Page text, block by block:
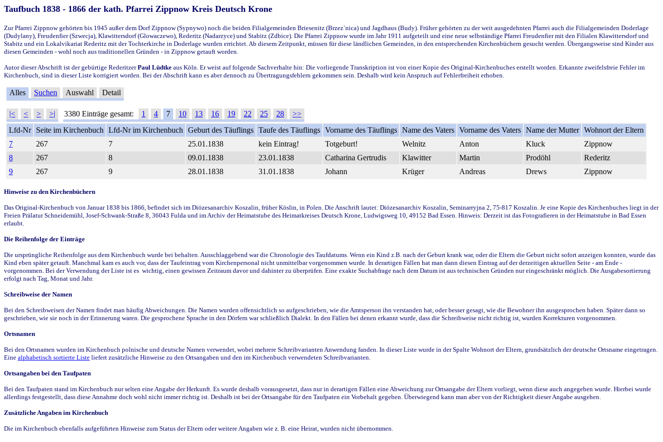
Taufbuch 1838 - 1866 der kath. Pfarrei Zippnow Kreis Deutsch Krone
Zur Pfarrei Zippnow gehörten bis 1945 außer dem Dorf Zippnow (Sypnywo) noch die beiden Filialgemeinden Briesenitz (Brzez`nica) und Jagdhaus (Budy). Früher gehörten zu der weit ausgedehnten Pfarrei auch die Filialgemeinden Doderlage
(Dudylany), Freudenfier (Szwecja), Klawittersdorf (Glowaczewo), Rederitz (Nadarzyce) und Stabitz (Zdbice). Die Pfarrei Zippnow wurde im Jahr 1911 aufgeteilt und eine neue selbständige Pfarrei Freudenfier mit den Filialen Klawittersdorf und
Stabitz und ein Lokalvikariat Rederitz mit der Tochterkirche in Doderlage wurden errichtet. Ab diesem Zeitpunkt, müssen für diese ländlichen Gemeinden, in den entsprechenden Kirchenbüchern gesucht werden. Übergangsweise sind Kinder aus
diesen Gemeinden - wohl noch aus traditionellen Gründen - in Zippnow getauft worden.
Autor dieser Abschrift ist der gebürtige RederitzerPaul Lüdtke aus Köln. Er weist auf folgende Sachverhalte hin: Die vorliegende Transkription ist von einer Kopie des Original-Kirchenbuches erstellt worden. Erkannte zweifelsfreie Fehler im
Kirchenbuch, sind in dieser Liste korrigiert worden. Bei der Abschrift kann es aber dennoch zu Übertragungsfehlern gekommen sein. Deshalb wird kein Anspruch auf Fehlerfreiheit erhoben.
Alles Suchen Auswahl Detail
|< < > >| 3380 Einträge gesamt: 1 4 7 10 13 16 19 22 25 28
>>
Lfd-Nr
Seite im Kirchenbuch Lfd-Nr im Kirchenbuch Geburt des Täuflings Taufe des Täuflings Vorname des Täuflings Name des Vaters Vorname des Vaters Name der Mutter Wohnort der Eltern
7
267 7 25.01.1838 kein Eintrag! Totgeburt! Welnitz Anton Kluck
Zippnow
8
267 8 09.01.1838 23.01.1838 Catharina Gertrudis Klawitter Martin Prodöhl
Rederitz
9
267 9 28.01.1838 31.01.1838 Johann Krüger Andreas Drews Zippnow
Hinweise zu den Kirchenbüchern
Das Original-Kirchenbuch von Januar 1838 bis 1866, befindet sich im Diözesanarchiv Koszalin, früher Köslin, in Polen. Die Anschrift lautet: Diözesanarchiv Koszalin, Seminarryjna 2, 75-817 Koszalin. Je eine Kopie des Kirchenbuches liegt in der
Freien Prälatur Schneidemühl, Josef-Schwank-Straße 8, 36043 Fulda und im Archiv der Heimatstube des Heimatkreises Deutsch Krone, Ludwigsweg 10, 49152 Bad Essen. Hinweis: Derzeit ist das Fotografieren in der Heimatstube in Bad Essen
erlaubt.
Die Reihenfolge der Einträge
Die ursprüngliche Reihenfolge aus dem Kirchenbuch wurde bei behalten. Ausschlaggebend war die Chronologie des Taufdatums. Wenn ein Kind z.B. nach der Geburt krank war, oder die Eltern die Geburt nicht sofort anzeigen konnten, wurde das
Kind eben später getauft. Manchmal kam es auch vor, dass der Taufeintrag vom Kirchenpersonal nicht unmittelbar vorgenommen wurde. In derartigen Fällen hat man dann diesen Eintrag auf der derzeitigen aktuellen Seite - am Ende -
vorgenommen. Bei der Verwendung der Liste ist es wichtig, einen gewissen Zeitraum davor und dahinter zu überprüfen. Eine exakte Suchabfrage nach dem Datum ist aus technischen Gründen nur eingeschränkt möglich. Die Ausgabesortierung
erfolgt nach Tag, Monat und Jahr.
Schreibweise der Namen
Bei den Schreibweisen der Namen findet man häufig Abweichungen. Die Namen wurden offensichtlich so aufgeschrieben, wie die Amtsperson ihn verstanden hat, oder besser gesagt, wie die Bewohner ihn ausgesprochen haben. Später dann so
geschrieben, wie sie noch in der Erinnerung waren. Die gesprochene Sprache in den Dörfern war schließlich Dialekt. In den Fällen bei denen erkannt wurde, dass die Schreibweise nicht richtig ist, wurden Korrekturen vorgenommen.
Ortsnamen
Bei den Ortsnamen wurden im Kirchenbuch polnische und deutsche Namen verwendet, wobei mehrere Schreibvarianten Anwendung fanden. In dieser Liste wurde in der Spalte Wohnort der Eltern, grundsätzlich der deutsche Ortsname eingetragen.
Eine alphabetisch sortierte Liste liefert zusätzliche Hinweise zu den Ortsangaben und den im Kirchenbuch verwendeten Schreibvarianten.
Ortsangaben bei den Taufpaten
Bei den Taufpaten stand im Kirchenbuch nur selten eine Angabe der Herkunft. Es wurde deshalb vorausgesetzt, dass nur in derartigen Fällen eine Abweichung zur Ortsangabe der Eltern vorliegt, wenn diese auch angegeben wurde. Hierbei wurde
allerdings festgestellt, dass diese Annahme doch wohl nicht immer richtig ist. Deshalb ist bei der Ortsangabe für den Taufpaten ein Vorbehalt gegeben. Überwiegend kann man aber von der Richtigkeit dieser Angabe ausgehen.
Zusätzliche Angaben im Kirchenbuch
Die im Kirchenbuch ebenfalls aufgeführten Hinweise zum Status der Eltern oder weitere Angaben wie z. B. eine Heirat, wurden nicht übernommen.